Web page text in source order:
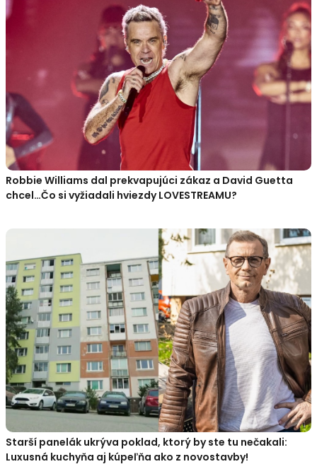
Robbie Williams dal prekvapujúci zákaz a David Guetta
chcel…Čo si vyžiadali hviezdy LOVESTREAMU?
Starší panelák ukrýva poklad, ktorý by ste tu nečakali:
Luxusná kuchyňa aj kúpeľňa ako z novostavby!